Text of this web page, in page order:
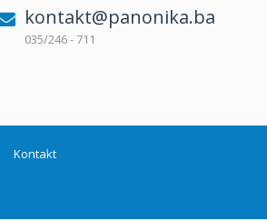
kontakt@panonika.ba
035/246 - 711
Kontakt